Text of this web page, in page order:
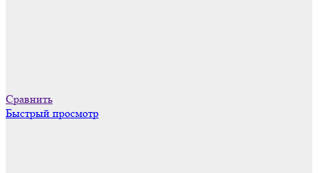
Сравнить
Быстрый просмотр